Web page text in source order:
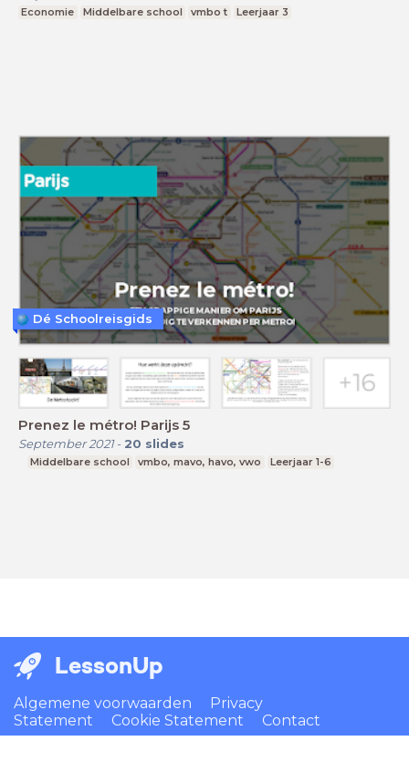
Economie Middelbare school vmbo t Leerjaar 3
Prenez le métro! Parijs 5
September 2021- 20 slides
Middelbare school vmbo, mavo, havo, vwo Leerjaar 1-6
Dé Schoolreisgids
LessonUp
Algemene voorwaarden
Privacy
Statement
Cookie Statement Contact